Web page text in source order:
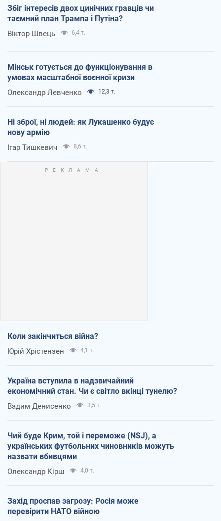
Збіг інтересів двох цинічних гравців чи
таємний план Трампа і Путіна?
Віктор Швець 6,4 т.
Мінськ готується до функціонування в
умовах масштабної воєнної кризи
Олександр Левченко 12,3 т.
Ні зброї, ні людей: як Лукашенко будує
нову армію
Ігар Тишкевич 8,6 т.
Коли закінчиться війна?
Юрій Хрістензен 4,1 т.
Україна вступила в надзвичайний
економічний стан. Чи є світло вкінці тунелю?
Вадим Денисенко 3,5 т.
Чий буде Крим, той і переможе (NSJ), а
українських футбольних чиновників можуть
назвати вбивцями
Олександр Кірш 4,0 т.
Захід проспав загрозу: Росія може
перевірити НАТО війною